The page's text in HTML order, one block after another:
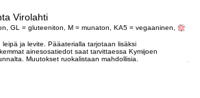
Virolahti
GL = gluteeniton, M = munaton, KA5 = vegaaninen,
ja levite. Pääaterialla tarjotaan lisäksi
ainesosatiedot saat tarvittaessa Kymijoen
Muutokset ruokalistaan mahdollisia.